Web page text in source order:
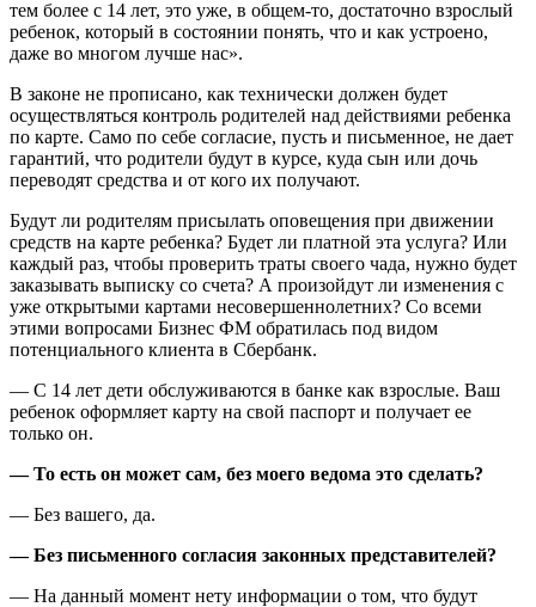
тем более с 14 лет, это уже, в общем-то, достаточно взрослый
ребенок, который в состоянии понять, что и как устроено,
даже во многом лучше нас».
В законе не прописано, как технически должен будет
осуществляться контроль родителей над действиями ребенка
по карте. Само по себе согласие, пусть и письменное, не дает
гарантий, что родители будут в курсе, куда сын или дочь
переводят средства и от кого их получают.
Будут ли родителям присылать оповещения при движении
средств на карте ребенка? Будет ли платной эта услуга? Или
каждый раз, чтобы проверить траты своего чада, нужно будет
заказывать выписку со счета? А произойдут ли изменения с
уже открытыми картами несовершеннолетних? Со всеми
этими вопросами Бизнес ФМ обратилась под видом
потенциального клиента в Сбербанк.
— С 14 лет дети обслуживаются в банке как взрослые. Ваш
ребенок оформляет карту на свой паспорт и получает ее
только он.
— То есть он может сам, без моего ведома это сделать?
— Без вашего, да.
— Без письменного согласия законных представителей?
— На данный момент нету информации о том, что будут